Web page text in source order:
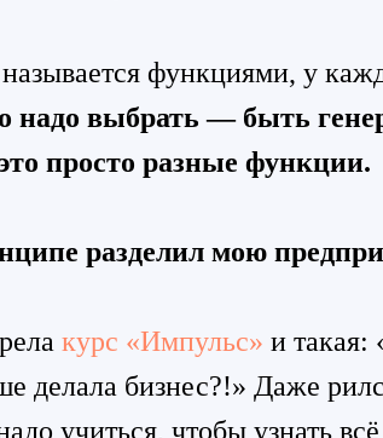
функциями, у
надо выбрать — быть
просто разные функции.
разделил мою
курс «Импульс» и такая:
делала бизнес?!» Даже
учиться, чтобы узнать